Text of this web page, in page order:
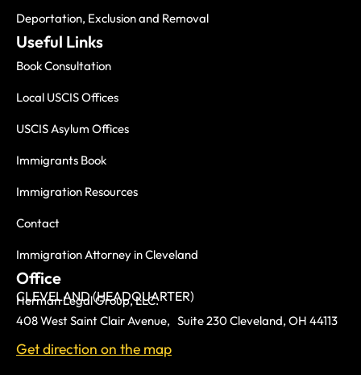
Deportation, Exclusion and Removal
Useful Links
Book Consultation
Local USCIS Offices
USCIS Asylum Offices
Immigrants Book
Immigration Resources
Contact
Immigration Attorney in Cleveland
Office
CLEVELAND (HEADQUARTER)
Herman Legal Group, LLC.
408 West Saint Clair Avenue, Suite 230 Cleveland, OH 44113
Get direction on the map